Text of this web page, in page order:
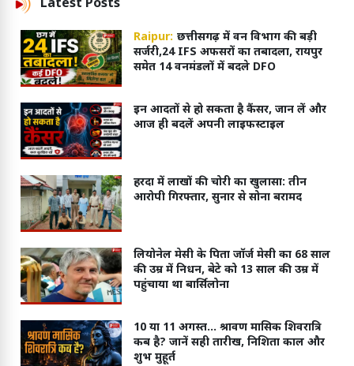
Latest Posts
Raipur: छत्तीसगढ़ में वन विभाग की बड़ी
सर्जरी,24 IFS अफसरों का तबादला, रायपुर
समेत 14 वनमंडलों में बदले DFO
इन आदतों से हो सकता है कैंसर, जान लें और
आज ही बदलें अपनी लाइफस्टाइल
हरदा में लाखों की चोरी का खुलासा: तीन
आरोपी गिरफ्तार, सुनार से सोना बरामद
लियोनेल मेसी के पिता जॉर्ज मेसी का 68 साल
की उम्र में निधन, बेटे को 13 साल की उम्र में
पहुंचाया था बार्सिलोना
10 या 11 अगस्त... श्रावण मासिक शिवरात्रि
कब है? जानें सही तारीख, निशिता काल और
शुभ मुहूर्त